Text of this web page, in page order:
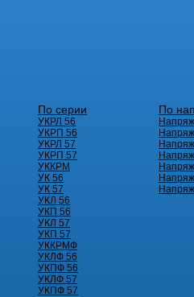
По серии
УКРЛ 56
УКРП 56
УКРЛ 57
УКРП 57
УККРМ
УК 56
УК 57
УКЛ 56
УКП 56
УКЛ 57
УКП 57
УККРМФ
УКЛФ 56
УКПФ 56
УКЛФ 57
УКПФ 57
По